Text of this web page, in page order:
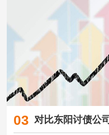
03 对比东阳讨债公